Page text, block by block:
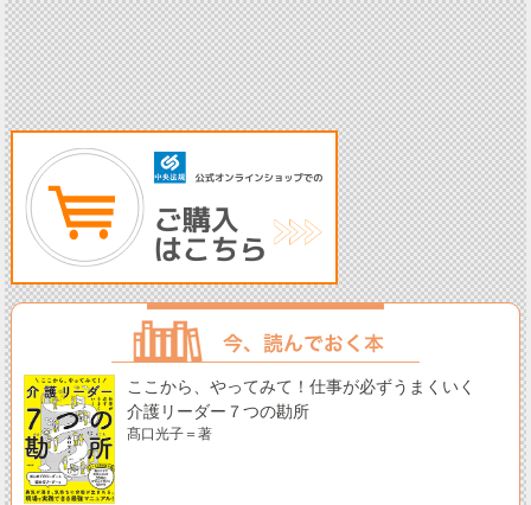
ここから、やってみて！仕事が必ずうまくいく
介護リーダー７つの勘所
髙口光子＝著